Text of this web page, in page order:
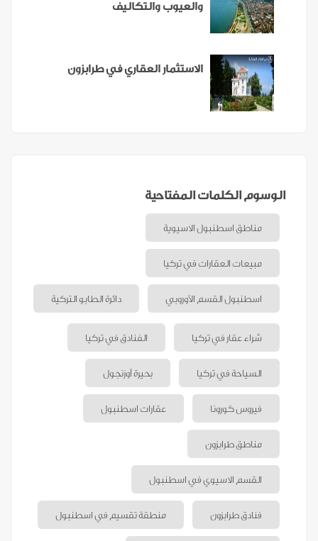
والعيوب والتكاليف
الاستثمار العقاري في طرابزون
الوسوم الكلمات المفتاحية
مناطق اسطنبول الاسيوية
مبيعات العقارات في تركيا
دائرة الطابو التركية اسطنبول القسم الأوروبي
الفنادق في تركيا شراء عقار في تركيا
بحيرة أوزنجول السياحة في تركيا
عقارات اسطنبول فيروس كورونا
مناطق طرابزون
القسم الاسيوي في اسطنبول
منطقة تقسيم في اسطنبول فنادق طرابزون